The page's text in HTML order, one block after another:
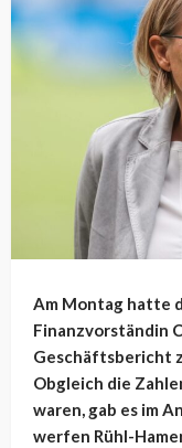
Am Montag hatte
Finanzvorständin
Geschäftsbericht
Obgleich die
waren, gab es im
werfen Rühl-